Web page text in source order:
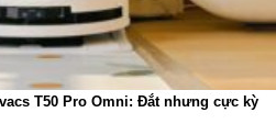
robot:
T50 Pro Omni: Đắt nhưng cực kỳ